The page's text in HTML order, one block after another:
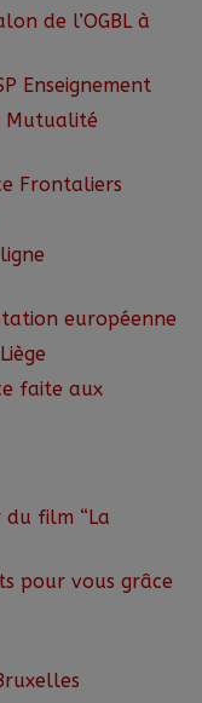
de l’OGBL à
Enseignement
Mutualité
Frontaliers
européenne
faite aux
film “La
pour vous grâce